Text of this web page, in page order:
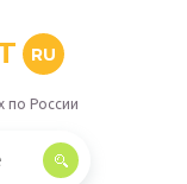
RU
по России